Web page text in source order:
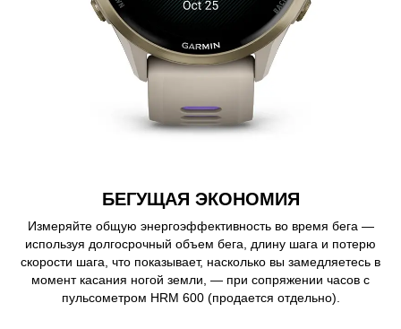
БЕГУЩАЯ ЭКОНОМИЯ
Измеряйте общую энергоэффективность во время бега —
используя долгосрочный объем бега, длину шага и потерю
скорости шага, что показывает, насколько вы замедляетесь в
момент касания ногой земли, — при сопряжении часов с
пульсометром HRM 600 (продается отдельно).